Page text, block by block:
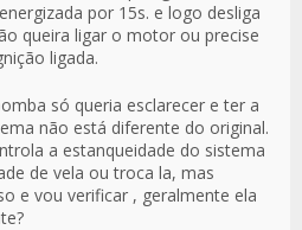
por 15s. e logo desliga
queira ligar o motor ou precise
ligada.
só queria esclarecer e ter a
não está diferente do original.
a estanqueidade do sistema
de vela ou troca la, mas
e vou verificar , geralmente ela